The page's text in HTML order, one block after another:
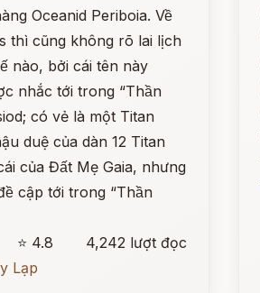
Oceanid Periboia. Về
thì cũng không rõ lai lịch
nào, bởi cái tên này
nhắc tới trong “Thần
có vẻ là một Titan
duệ của dàn 12 Titan
của Đất Mẹ Gaia, nhưng
cập tới trong “Thần
⭐ 4.8
4,242 lượt đọc
Lạp